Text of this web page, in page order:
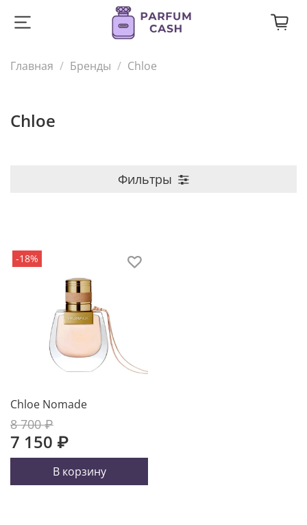
Главная Бренды Chloe
Chloe
Фильтры
-18%
Chloe Nomade
8 700 ₽
7 150 ₽
В корзину